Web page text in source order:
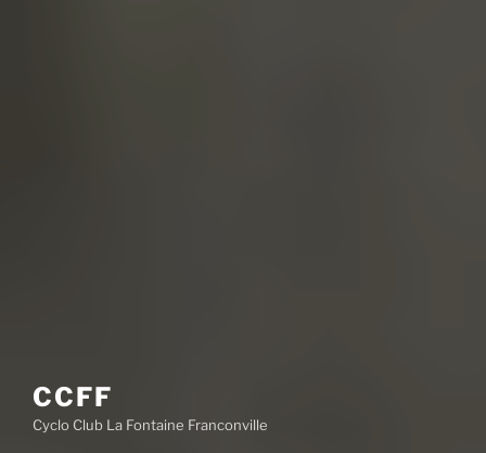
CCFF
Cyclo Club La Fontaine Franconville